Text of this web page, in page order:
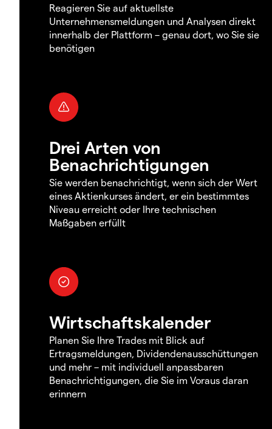
Reagieren Sie auf aktuellste
Unternehmensmeldungen und Analysen direkt
innerhalb der Plattform – genau dort, wo Sie sie
benötigen
Drei Arten von
Benachrichtigungen
Sie werden benachrichtigt, wenn sich der Wert
eines Aktienkurses ändert, er ein bestimmtes
Niveau erreicht oder Ihre technischen
Maßgaben erfüllt
Wirtschaftskalender
Planen Sie Ihre Trades mit Blick auf
Ertragsmeldungen, Dividendenausschüttungen
und mehr – mit individuell anpassbaren
Benachrichtigungen, die Sie im Voraus daran
erinnern